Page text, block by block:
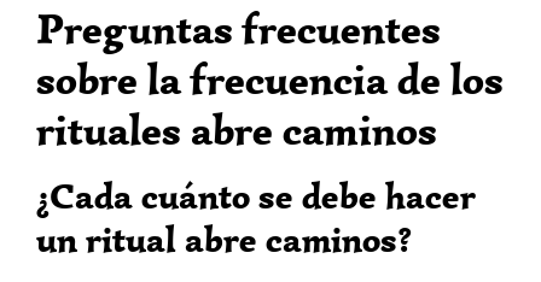
Preguntas frecuentes
sobre la frecuencia de los
rituales abre caminos
¿Cada cuánto se debe hacer
un ritual abre caminos?